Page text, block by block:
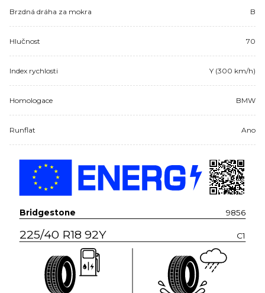
Brzdná dráha za mokra B
Hlučnost 70
Index rychlosti Y (300 km/h)
Homologace BMW
Runflat Ano
Bridgestone 9856
225/40 R18 92Y C1